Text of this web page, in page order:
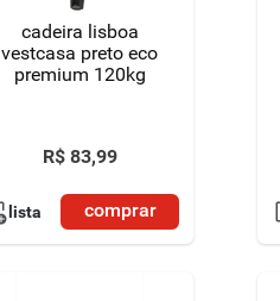
cadeira lisboa
vestcasa preto eco
premium 120kg
R$ 83,99
lista comprar